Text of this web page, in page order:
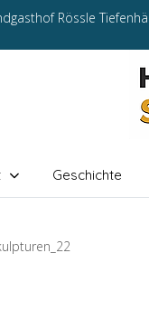
Rössle
Geschichte